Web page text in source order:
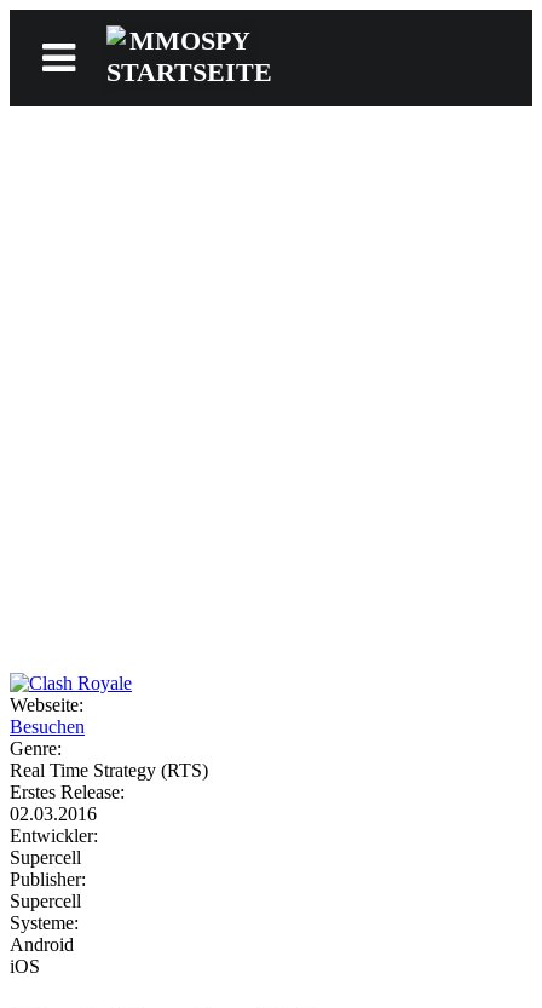
Webseite:
Besuchen
Genre:
Real Time Strategy (RTS)
Erstes Release:
02.03.2016
Entwickler:
Supercell
Publisher:
Supercell
Systeme:
Android
iOS